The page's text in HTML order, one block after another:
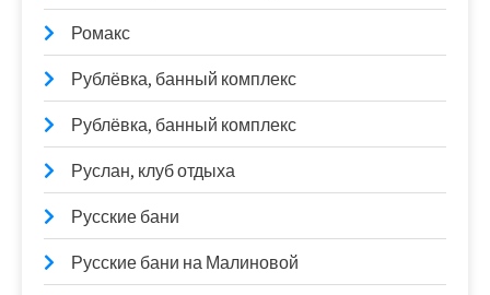
Ромакс
Рублёвка, банный комплекс
Рублёвка, банный комплекс
Руслан, клуб отдыха
Русские бани
Русские бани на Малиновой